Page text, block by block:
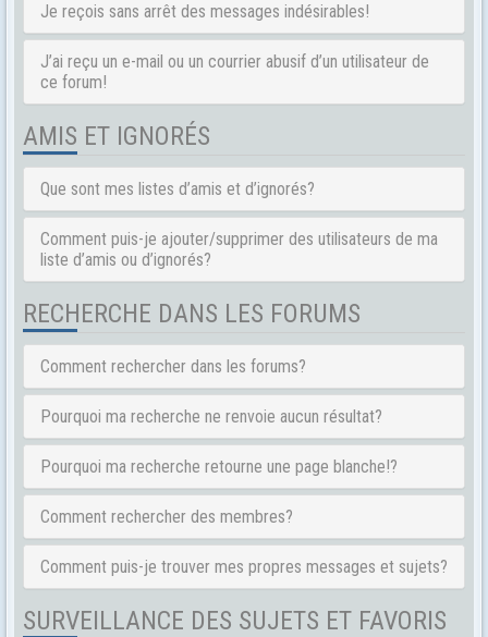
Je reçois sans arrêt des messages indésirables!
J’ai reçu un e-mail ou un courrier abusif d’un utilisateur de
ce forum!
AMIS ET IGNORÉS
Que sont mes listes d’amis et d’ignorés?
Comment puis-je ajouter/supprimer des utilisateurs de ma
liste d’amis ou d’ignorés?
RECHERCHE DANS LES FORUMS
Comment rechercher dans les forums?
Pourquoi ma recherche ne renvoie aucun résultat?
Pourquoi ma recherche retourne une page blanche!?
Comment rechercher des membres?
Comment puis-je trouver mes propres messages et sujets?
SURVEILLANCE DES SUJETS ET FAVORIS